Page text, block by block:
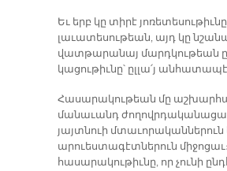
Եւ երբ կը տիրէ
լաւատեսութեան, այդ կը
վատթարանայ մարդկութեան
կացութիւնը՝ ըլլա՛յ
Հասարակութեան մը
մանաւանդ
յայտնուի մտաւորականներուն
արուեստագէտներուն միջոցաւ։
հասարակութիւնը, որ չունի